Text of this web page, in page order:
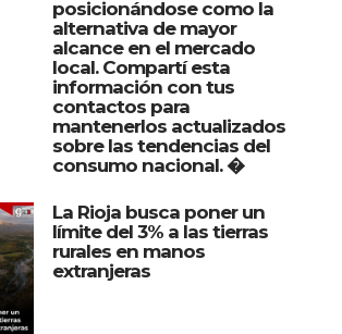
posicionándose como la
alternativa de mayor
alcance en el mercado
local. Compartí esta
información con tus
contactos para
mantenerlos actualizados
sobre las tendencias del
consumo nacional. �
La Rioja busca poner un
límite del 3% a las tierras
rurales en manos
extranjeras